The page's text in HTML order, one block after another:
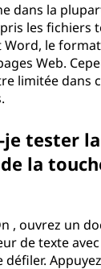
dans la
les fichiers
le
Web.
limitée dans
je tester la
la
, ouvrez un
de texte